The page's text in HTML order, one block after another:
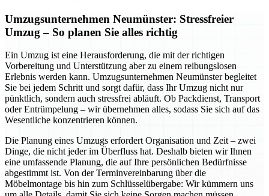
Umzugsunternehmen Neumünster: Stressfreier
Umzug – So planen Sie alles richtig
Ein Umzug ist eine Herausforderung, die mit der richtigen
Vorbereitung und Unterstützung aber zu einem reibungslosen
Erlebnis werden kann. Umzugsunternehmen Neumünster begleitet
Sie bei jedem Schritt und sorgt dafür, dass Ihr Umzug nicht nur
pünktlich, sondern auch stressfrei abläuft. Ob Packdienst, Transport
oder Entrümpelung – wir übernehmen alles, sodass Sie sich auf das
Wesentliche konzentrieren können.
Die Planung eines Umzugs erfordert Organisation und Zeit – zwei
Dinge, die nicht jeder im Überfluss hat. Deshalb bieten wir Ihnen
eine umfassende Planung, die auf Ihre persönlichen Bedürfnisse
abgestimmt ist. Von der Terminvereinbarung über die
Möbelmontage bis hin zum Schlüsselübergabe: Wir kümmern uns